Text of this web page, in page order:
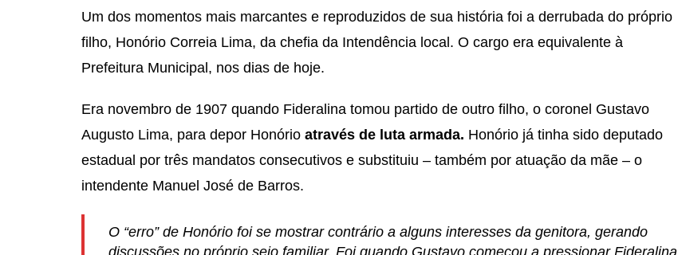
Um dos momentos mais marcantes e reproduzidos de sua história foi a derrubada do próprio
filho, Honório Correia Lima, da chefia da Intendência local. O cargo era equivalente à
Prefeitura Municipal, nos dias de hoje.
Era novembro de 1907 quando Fideralina tomou partido de outro filho, o coronel Gustavo
Augusto Lima, para depor Honório através de luta armada. Honório já tinha sido deputado
estadual por três mandatos consecutivos e substituiu – também por atuação da mãe – o
intendente Manuel José de Barros.
O “erro” de Honório foi se mostrar contrário a alguns interesses da genitora, gerando
discussões no próprio seio familiar. Foi quando Gustavo começou a pressionar Fideralina